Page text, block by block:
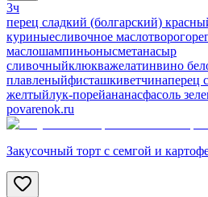
3ч
перец сладкий (болгарский)
куриныесливочное маслотворог
маслошампиньонысметанасыр
сливочныйклюкважелатинвино
плавленыйфисташкиветчинаперец
желтыйлук-порейананасфасоль
povarenok.ru
Закусочный торт с семгой и